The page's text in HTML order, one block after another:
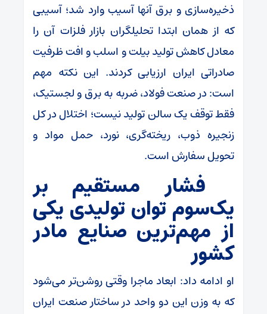
ذخیره‌سازی و برق آنها آسیب وارد شد؛ آسیبی
که از همان ابتدا تحلیلگران بازار فلزات آن را
معادل کاهش تولید بیلت و اسلب و افت ظرفیت
صادراتی ایران ارزیابی کردند. این نکته مهم
است: در صنعت فولاد، ضربه به برق و لجستیک،
فقط توقف یک سالن تولید نیست؛ اختلال در کل
زنجیره ذوب، ریخته‌گری، نورد، حمل مواد و
تحویل سفارش است.
فشار مستقیم بر
یک‌سوم توان تولیدی یکی
از مهم‌ترین صنایع مادر
کشور
او ادامه داد: ابعاد ماجرا وقتی روشن‌تر می‌شود
که به وزن این دو واحد در ساختار صنعت ایران